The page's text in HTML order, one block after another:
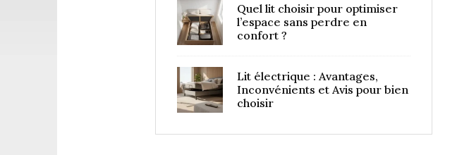
Quel lit choisir pour optimiser
l’espace sans perdre en
confort ?
Lit électrique : Avantages,
Inconvénients et Avis pour bien
choisir